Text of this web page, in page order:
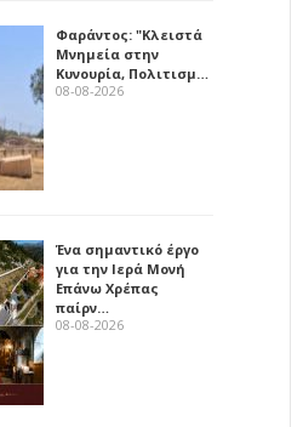
Φαράντος: "Κλειστά
Μνημεία στην
Κυνουρία, Πολιτισμ…
08-08-2026
Ένα σημαντικό έργο
για την Ιερά Μονή
Επάνω Χρέπας
παίρν…
08-08-2026